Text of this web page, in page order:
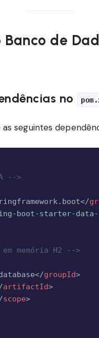
de
no
as seguintes
-->
</
boot-starter-
memória H2 -->
</groupId>
artifactId>
scope>